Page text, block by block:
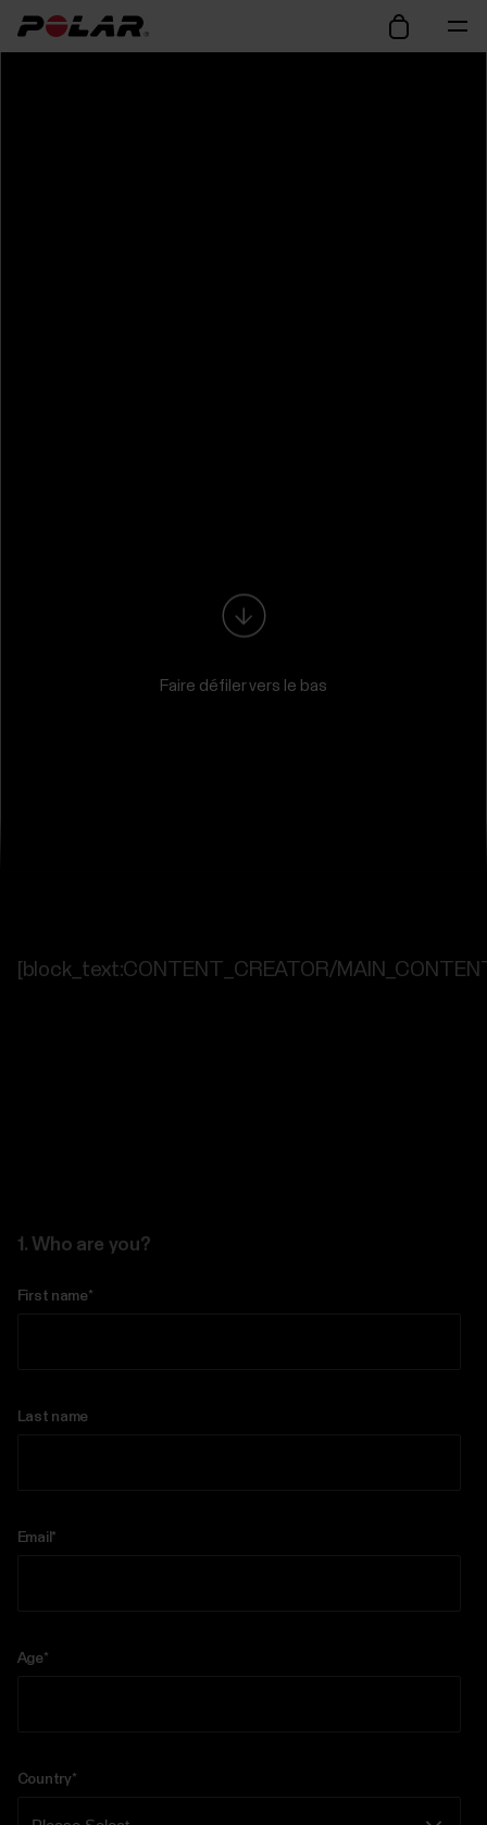
Faire défiler vers le bas
[block_text:CONTENT_CREATOR/
1. Who are you?
First name*
Last name
Email *
Age*
Country*